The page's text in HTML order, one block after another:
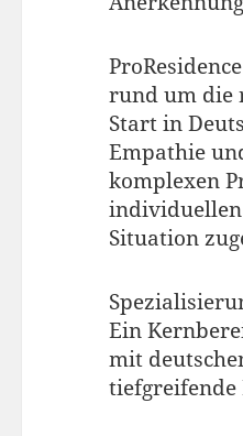
rund um die
Start in
Empathie
komplexen
Situation
Ein
mit
tiefgreifende